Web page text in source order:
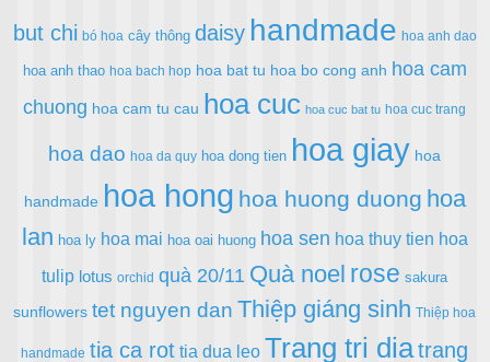
but chi bó hoa cây thông daisy handmade hoa anh dao
hoa anh thao hoa bach hop hoa bat tu hoa bo cong anh hoa cam
chuong hoa cam tu cau hoa cuc hoa cuc bat tu hoa cuc trang
hoa dao hoa da quy hoa dong tien hoa giay hoa
handmade hoa hong hoa huong duong hoa
lan hoa ly hoa mai hoa oai huong hoa sen hoa thuy tien hoa
tulip lotus orchid quà 20/11 Quà noel rose sakura
sunflowers tet nguyen dan Thiệp giáng sinh Thiệp hoa
handmade tia ca rot tia dua leo Trang tri diatrang